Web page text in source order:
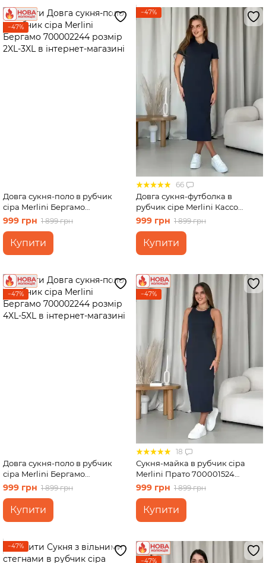
−47%
Довга сукня-поло в рубчик
сіра Merlini Бергамо
700002244 розмір 2XL-3XL
999 грн 1 899 грн
Купити
−47%
66
Довга сукня-футболка в
рубчик сіре Merlini Кассо
700000130 розмір 42-44 (S-M)
999 грн 1 899 грн
Купити
−47%
Довга сукня-поло в рубчик
сіра Merlini Бергамо
700002244 розмір 4XL-5XL
999 грн 1 899 грн
Купити
−47%
18
Сукня-майка в рубчик сіра
Merlini Прато 700001524
розмір S-M
999 грн 1 899 грн
Купити
−47%
−47%